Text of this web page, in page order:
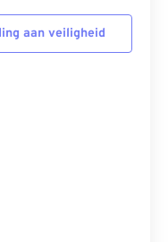
aan veiligheid